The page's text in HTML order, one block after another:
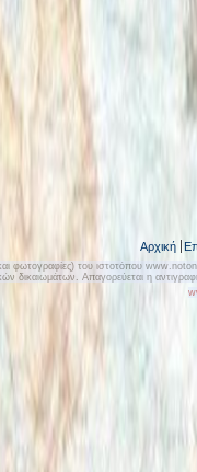
Αρχική
φωτογραφίες) του ιστοτόπου
δικαιωμάτων. Απαγορεύεται η